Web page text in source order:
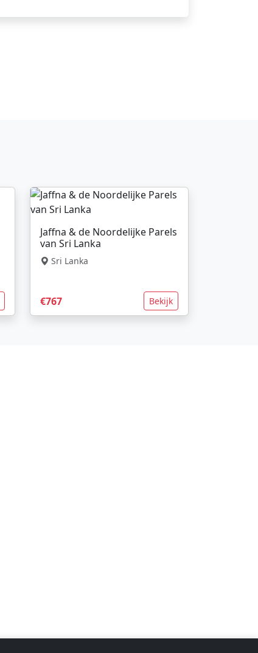
Jaffna & de Noordelijke Parels
van Sri Lanka
Sri Lanka
€767 Bekijk